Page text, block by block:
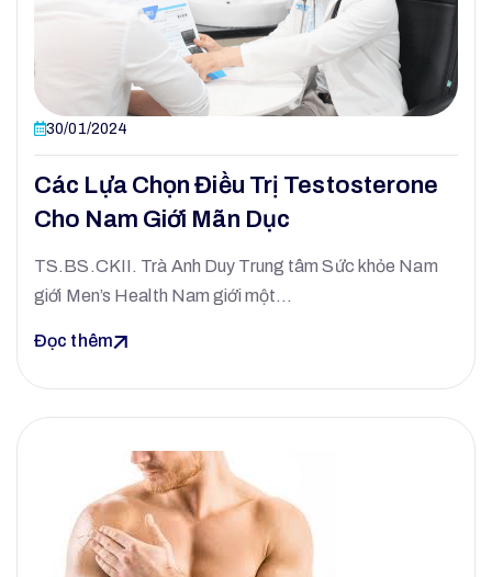
30/01/2024
Các Lựa Chọn Điều Trị Testosterone
Cho Nam Giới Mãn Dục
TS.BS.CKII. Trà Anh Duy Trung tâm Sức khỏe Nam
giới Men’s Health Nam giới một…
Đọc thêm